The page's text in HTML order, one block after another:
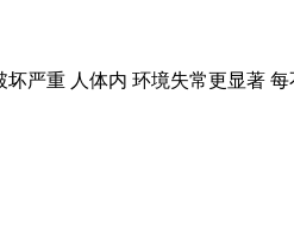
严重 人体内 环境失常更显著